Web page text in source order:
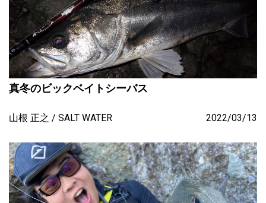
真冬のビックベイトシーバス
山根 正之 SALT WATER 2022/03/13